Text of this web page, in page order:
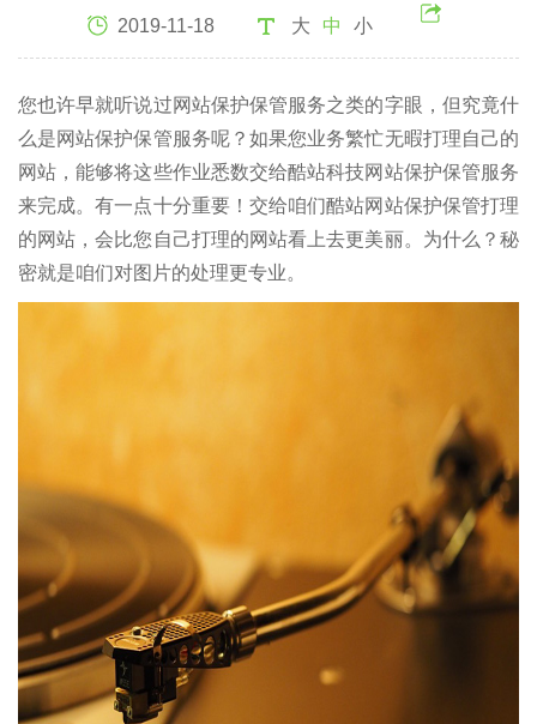
2019-11-18 大 中 小
您也许早就听说过网站保护保管服务之类的字眼，但究竟什
么是网站保护保管服务呢？如果您业务繁忙无暇打理自己的
网站，能够将这些作业悉数交给酷站科技网站保护保管服务
来完成。有一点十分重要！交给咱们酷站网站保护保管打理
的网站，会比您自己打理的网站看上去更美丽。为什么？秘
密就是咱们对图片的处理更专业。